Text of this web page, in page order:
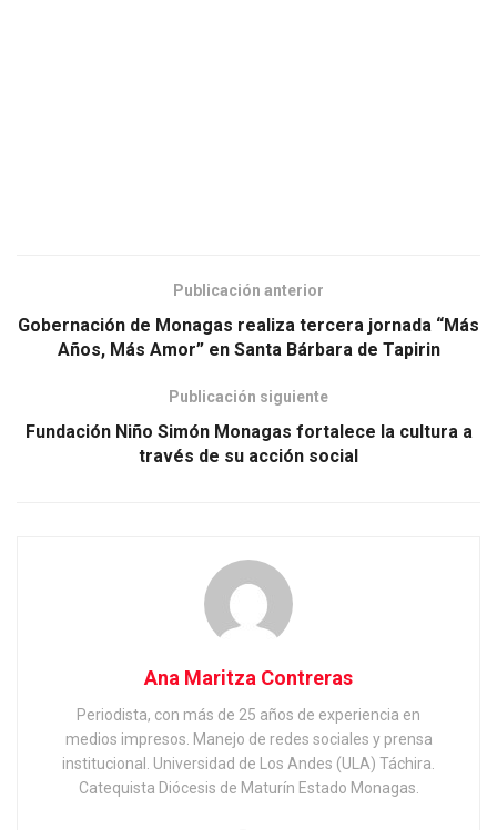
Publicación anterior
Gobernación de Monagas realiza tercera jornada “Más
Años, Más Amor” en Santa Bárbara de Tapirin
Publicación siguiente
Fundación Niño Simón Monagas fortalece la cultura a
través de su acción social
Ana Maritza Contreras
Periodista, con más de 25 años de experiencia en
medios impresos. Manejo de redes sociales y prensa
institucional. Universidad de Los Andes (ULA) Táchira.
Catequista Diócesis de Maturín Estado Monagas.